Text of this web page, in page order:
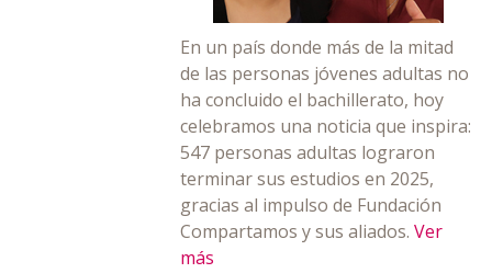
En un país donde más de la mitad
de las personas jóvenes adultas no
ha concluido el bachillerato, hoy
celebramos una noticia que inspira:
547 personas adultas lograron
terminar sus estudios en 2025,
gracias al impulso de Fundación
Compartamos y sus aliados.Ver
más